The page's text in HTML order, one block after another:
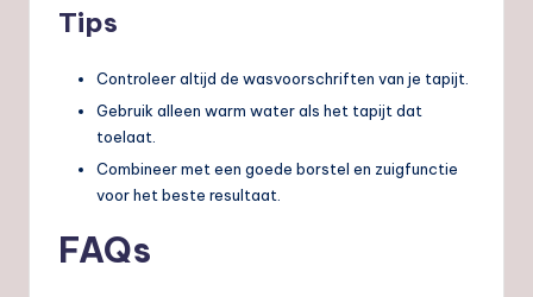
Tips
Controleer altijd de wasvoorschriften van je tapijt.
Gebruik alleen warm water als het tapijt dat
toelaat.
Combineer met een goede borstel en zuigfunctie
voor het beste resultaat.
FAQs